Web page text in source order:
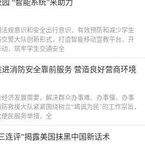
“智能系统”来助力
规意识和安全出行意识，有效预防和减少学生
警大队创新形式，打造智能移动宣教平台，开
，筑牢学生交通安全
消防安全靠前服务 营造良好营商环境
济发展需要，解决群众办事难、办事慢、办事
救援大队紧紧围绕树立“竭诚为民”的工作宗旨，
民服务举措，全
连评”揭露美国抹黑中国新话术